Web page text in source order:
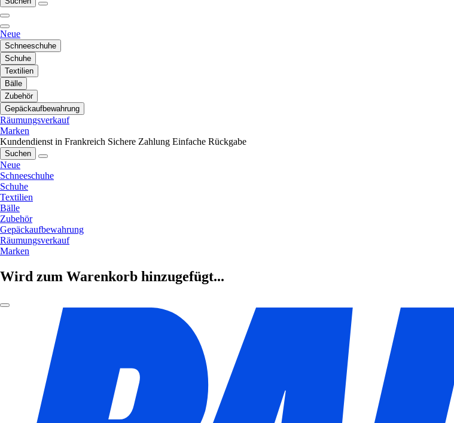
Neue
Schneeschuhe
Schuhe
Textilien
Bälle
Zubehör
Gepäckaufbewahrung
Räumungsverkauf
Marken
Kundendienst in Frankreich Sichere Zahlung Einfache Rückgabe
Suchen
Neue
Schneeschuhe
Schuhe
Textilien
Bälle
Zubehör
Gepäckaufbewahrung
Räumungsverkauf
Marken
Wird zum Warenkorb hinzugefügt...